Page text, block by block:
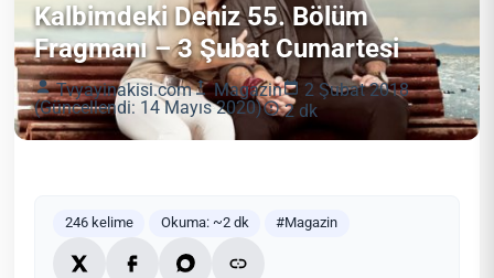
Kalbimdeki Deniz 55. Bölüm
Fragmanı – 3 Şubat Cumartesi
Tvyayinakisi.com Magazin
2 Şubat 2018
(Güncellendi: 14 Mayıs 2020)
2 dk
246 kelime Okuma: ~2 dk #Magazin